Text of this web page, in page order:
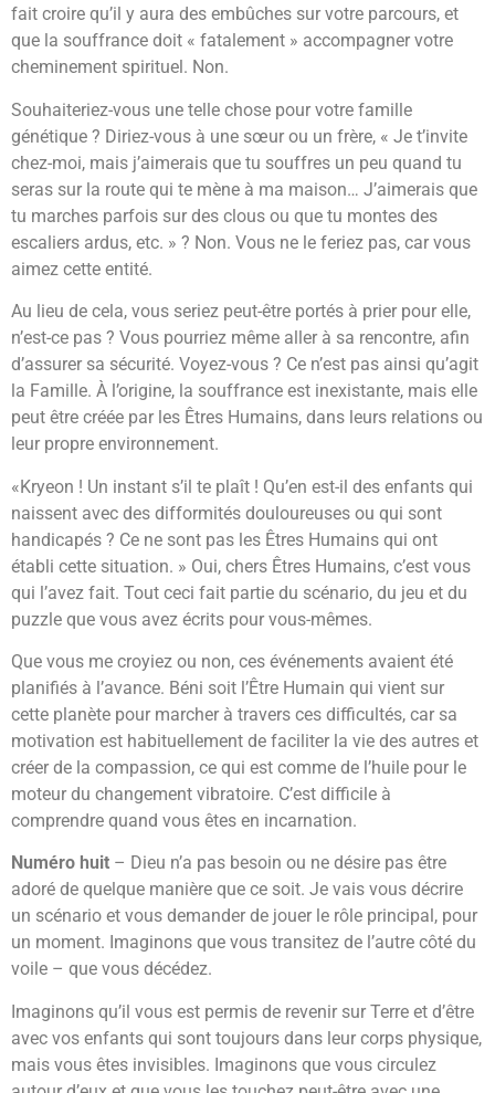
fait croire qu’il y aura des embûches sur votre parcours, et
que la souffrance doit « fatalement » accompagner votre
cheminement spirituel. Non.
Souhaiteriez-vous une telle chose pour votre famille
génétique ? Diriez-vous à une sœur ou un frère, « Je t’invite
chez-moi, mais j’aimerais que tu souffres un peu quand tu
seras sur la route qui te mène à ma maison… J’aimerais que
tu marches parfois sur des clous ou que tu montes des
escaliers ardus, etc. » ? Non. Vous ne le feriez pas, car vous
aimez cette entité.
Au lieu de cela, vous seriez peut-être portés à prier pour elle,
n’est-ce pas ? Vous pourriez même aller à sa rencontre, afin
d’assurer sa sécurité. Voyez-vous ? Ce n’est pas ainsi qu’agit
la Famille. À l’origine, la souffrance est inexistante, mais elle
peut être créée par les Êtres Humains, dans leurs relations ou
leur propre environnement.
«Kryeon ! Un instant s’il te plaît ! Qu’en est-il des enfants qui
naissent avec des difformités douloureuses ou qui sont
handicapés ? Ce ne sont pas les Êtres Humains qui ont
établi cette situation. » Oui, chers Êtres Humains, c’est vous
qui l’avez fait. Tout ceci fait partie du scénario, du jeu et du
puzzle que vous avez écrits pour vous-mêmes.
Que vous me croyiez ou non, ces événements avaient été
planifiés à l’avance. Béni soit l’Être Humain qui vient sur
cette planète pour marcher à travers ces difficultés, car sa
motivation est habituellement de faciliter la vie des autres et
créer de la compassion, ce qui est comme de l’huile pour le
moteur du changement vibratoire. C’est difficile à
comprendre quand vous êtes en incarnation.
Numéro huit – Dieu n’a pas besoin ou ne désire pas être
adoré de quelque manière que ce soit. Je vais vous décrire
un scénario et vous demander de jouer le rôle principal, pour
un moment. Imaginons que vous transitez de l’autre côté du
voile – que vous décédez.
Imaginons qu’il vous est permis de revenir sur Terre et d’être
avec vos enfants qui sont toujours dans leur corps physique,
mais vous êtes invisibles. Imaginons que vous circulez